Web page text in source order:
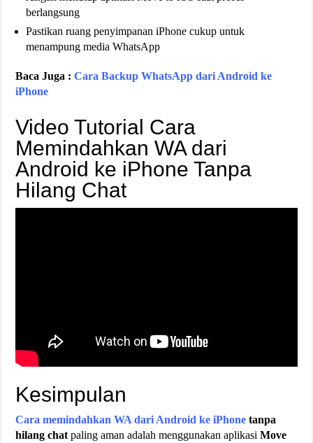
berlangsung
Pastikan ruang penyimpanan iPhone cukup untuk
menampung media WhatsApp
Baca Juga :Cara Backup WhatsApp dari Android ke
iPhone
Video Tutorial Cara
Memindahkan WA dari
Android ke iPhone Tanpa
Hilang Chat
Kesimpulan
Cara memindahkan WA dari Android ke iPhone tanpa
hilang chat paling aman adalah menggunakan aplikasiMove